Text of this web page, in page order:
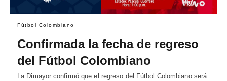
Fútbol Colombiano
Confirmada la fecha de regreso
del Fútbol Colombiano
La Dimayor confirmó que el regreso del Fútbol Colombiano será